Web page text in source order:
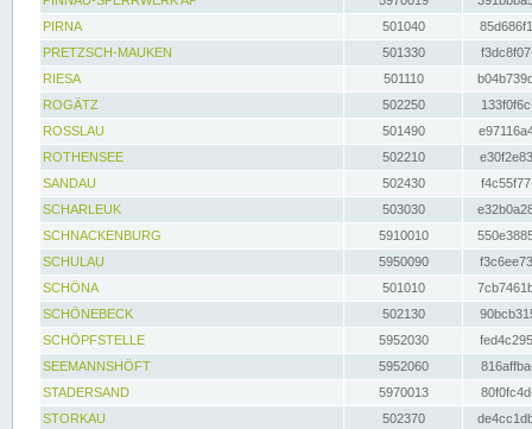
PIRNA
501040
PRETZSCH-MAUKEN
501330
RIESA
501110
ROGÄTZ
502250
ROSSLAU
501490
ROTHENSEE
502210
SANDAU
502430
SCHARLEUK
503030
SCHNACKENBURG
5910010
SCHULAU
5950090
SCHÖNA
501010
SCHÖNEBECK
502130
SCHÖPFSTELLE
5952030
SEEMANNSHÖFT
5952060
STADERSAND
5970013
STORKAU
502370